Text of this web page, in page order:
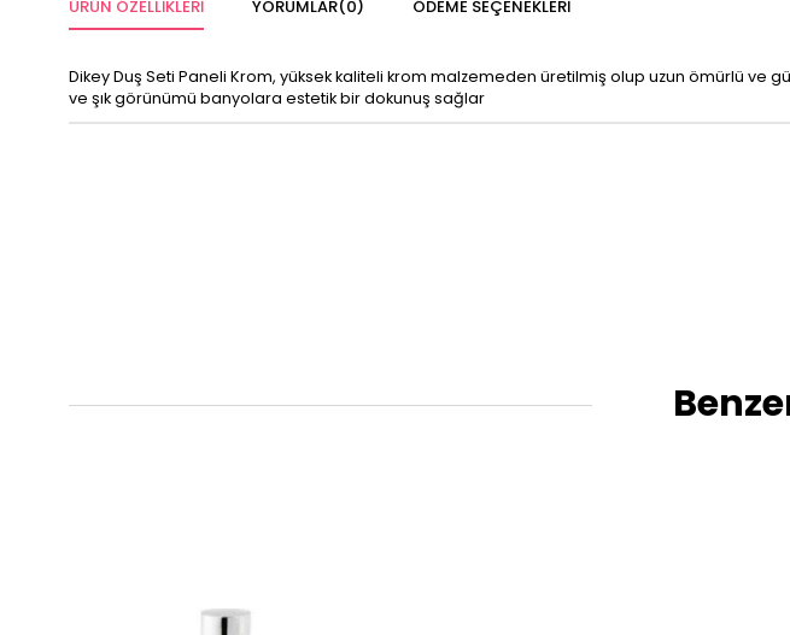
ÜRÜN ÖZELLIKLERI YORUMLAR(0) ÖDEME SEÇENEKLERI
Dikey Duş Seti Paneli Krom, yüksek kaliteli krom malzemeden üretilmiş olup uzun ömürlü ve
ve şık görünümü banyolara estetik bir dokunuş sağlar